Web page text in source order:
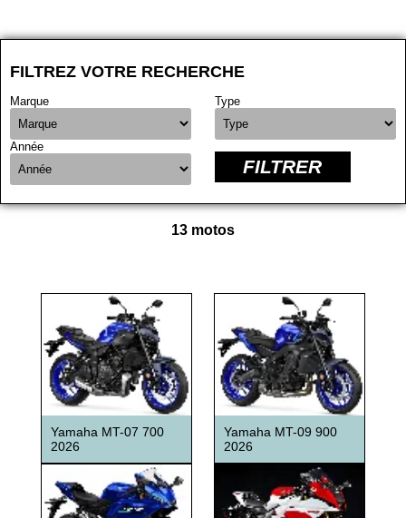
FILTREZ VOTRE RECHERCHE
Marque Type
Année
FILTRER
13 motos
Yamaha MT-07 700
2026
Yamaha MT-09 900
2026